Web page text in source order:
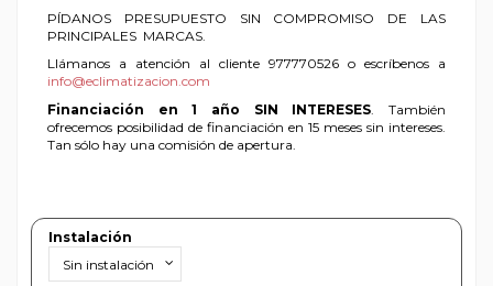
PÍDANOS PRESUPUESTO SIN COMPROMISO DE LAS
PRINCIPALES MARCAS.
Llámanos a atención al cliente 977770526 o escríbenos a
info@eclimatizacion.com
Financiación en 1 año SIN INTERESES. También
ofrecemos posibilidad de financiación en 15 meses sin intereses.
Tan sólo hay una comisión de apertura.
Instalación